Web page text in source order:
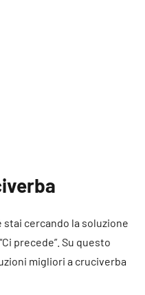
cercando la soluzione
precede”. Su questo
migliori a cruciverba